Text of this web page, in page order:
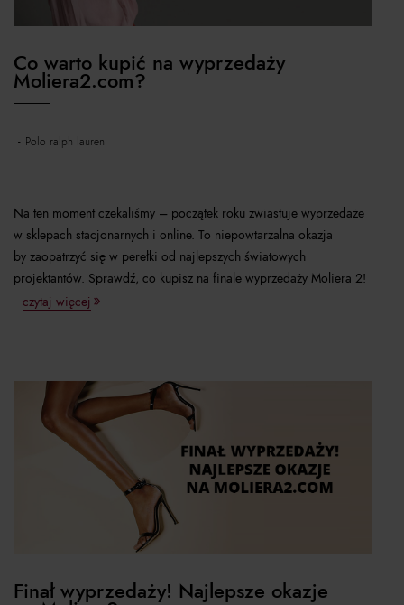
Co warto kupić na wyprzedaży
Moliera2.com?
polo ralph lauren
Na ten moment czekaliśmy – początek roku zwiastuje wyprzedaże
w sklepach stacjonarnych i online. To niepowtarzalna okazja
by zaopatrzyć się w perełki od najlepszych światowych
projektantów. Sprawdź, co kupisz na finale wyprzedaży Moliera 2!
czytaj więcej
Finał wyprzedaży! Najlepsze okazje